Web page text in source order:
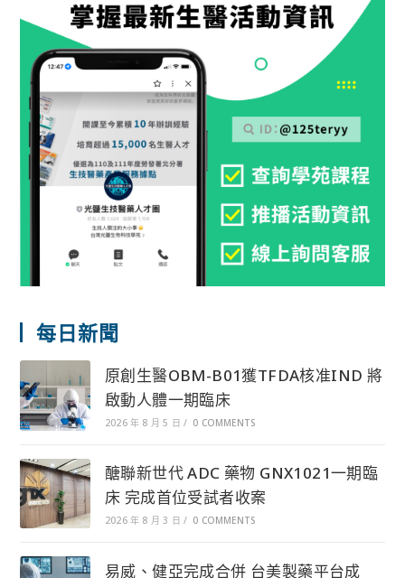
每日新聞
原創生醫OBM-B01獲TFDA核准IND 將
啟動人體一期臨床
2026 年 8 月 5 日 / 0 COMMENTS
醣聯新世代 ADC 藥物 GNX1021一期臨
床 完成首位受試者收案
2026 年 8 月 3 日 / 0 COMMENTS
易威、健亞完成合併 台美製藥平台成